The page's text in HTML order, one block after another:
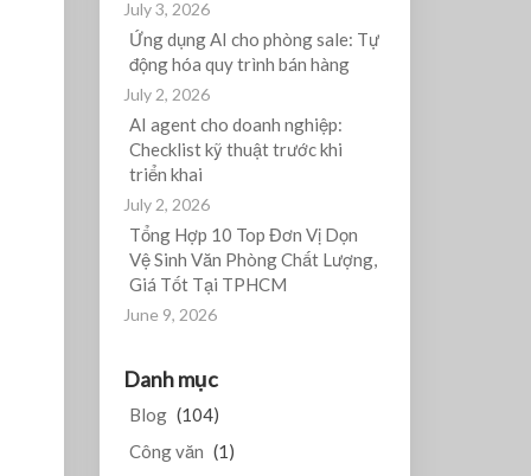
July 3, 2026
Ứng dụng AI cho phòng sale: Tự
động hóa quy trình bán hàng
July 2, 2026
AI agent cho doanh nghiệp:
Checklist kỹ thuật trước khi
triển khai
July 2, 2026
Tổng Hợp 10 Top Đơn Vị Dọn
Vệ Sinh Văn Phòng Chất Lượng,
Giá Tốt Tại TPHCM
June 9, 2026
Danh mục
Blog (104)
Công văn (1)